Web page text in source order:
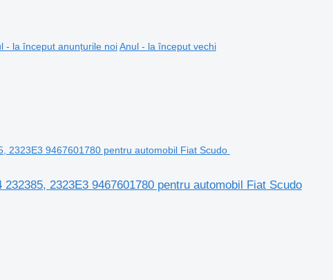
- la început anunțurile noi Anul - la început vechi
2323E3 9467601780 pentru automobil Fiat Scudo